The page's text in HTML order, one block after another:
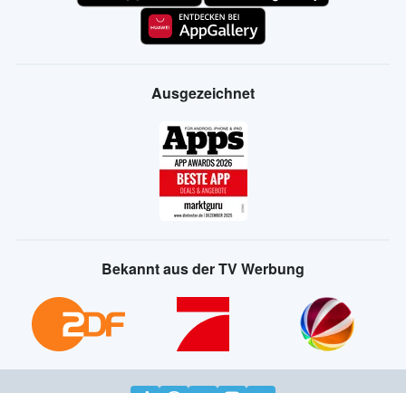
Ausgezeichnet
Bekannt aus der TV Werbung